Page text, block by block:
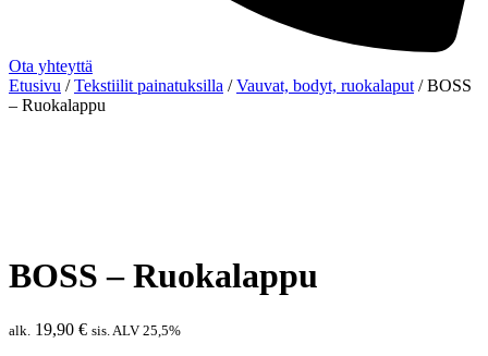
Ota yhteyttä
Etusivu /Tekstiilit painatuksilla /Vauvat, bodyt, ruokalaput / BOSS
– Ruokalappu
BOSS – Ruokalappu
alk. 19,90 € sis. ALV 25,5%